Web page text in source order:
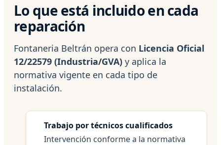
Lo que está incluido en cada
reparación
Fontaneria Beltrán opera con Licencia Oficial
12/22579 (Industria/GVA) y aplica la
normativa vigente en cada tipo de
instalación.
Trabajo por técnicos cualificados
Intervención conforme a la normativa